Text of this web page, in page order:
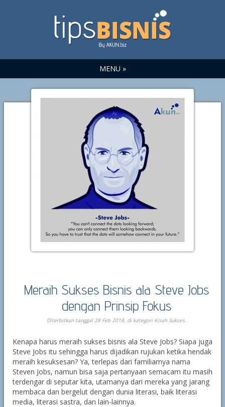
MENU »
Meraih Sukses Bisnis ala Steve Jobs
dengan Prinsip Fokus
Diterbitkan tanggal 28 Feb 2018, di kategori Kisah Sukses.
Kenapa harus meraih sukses bisnis ala Steve Jobs? Siapa juga
Steve Jobs itu sehingga harus dijadikan rujukan ketika hendak
meraih kesuksesan? Ya, terlepas dari familiarnya nama
Steven Jobs, namun bisa saja pertanyaan semacam itu masih
terdengar di seputar kita, utamanya dari mereka yang jarang
membaca dan bergelut dengan dunia literasi, baik literasi
media, literasi sastra, dan lain-lainnya.